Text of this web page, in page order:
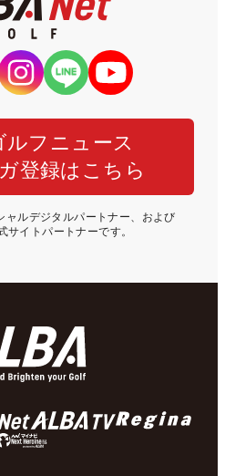
ルフニュース
登録はこちら
ャルデジタルパートナー、および
サイトパートナーです。